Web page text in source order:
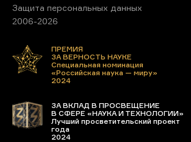
Защита персональных данных
2006-2026
ПРЕМИЯ
ЗА ВЕРНОСТЬ НАУКЕ
Специальная номинация
«Российская наука — миру»
2024
ЗА ВКЛАД В ПРОСВЕЩЕНИЕ
В СФЕРЕ «НАУКА И ТЕХНОЛОГИИ»
Лучший просветительский проект
года
2024